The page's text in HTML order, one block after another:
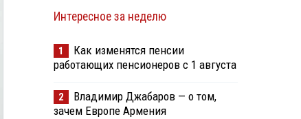
Интересное за неделю
1
Как изменятся пенсии
работающих пенсионеров с 1 августа
2
Владимир Джабаров — о том,
зачем Европе Армения